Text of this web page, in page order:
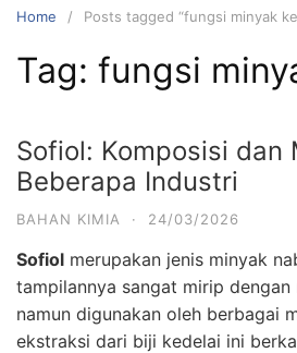
Home Posts tagged “fungsi minyak
Tag: fungsi
Sofiol: Komposisi dan
Beberapa Industri
BAHAN KIMIA · 24/03/2026
Sofiol merupakan jenis minyak
tampilannya sangat mirip dengan
namun digunakan oleh berbagai
ekstraksi dari biji kedelai ini